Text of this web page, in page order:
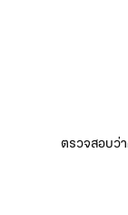
ตรวจสอบว่